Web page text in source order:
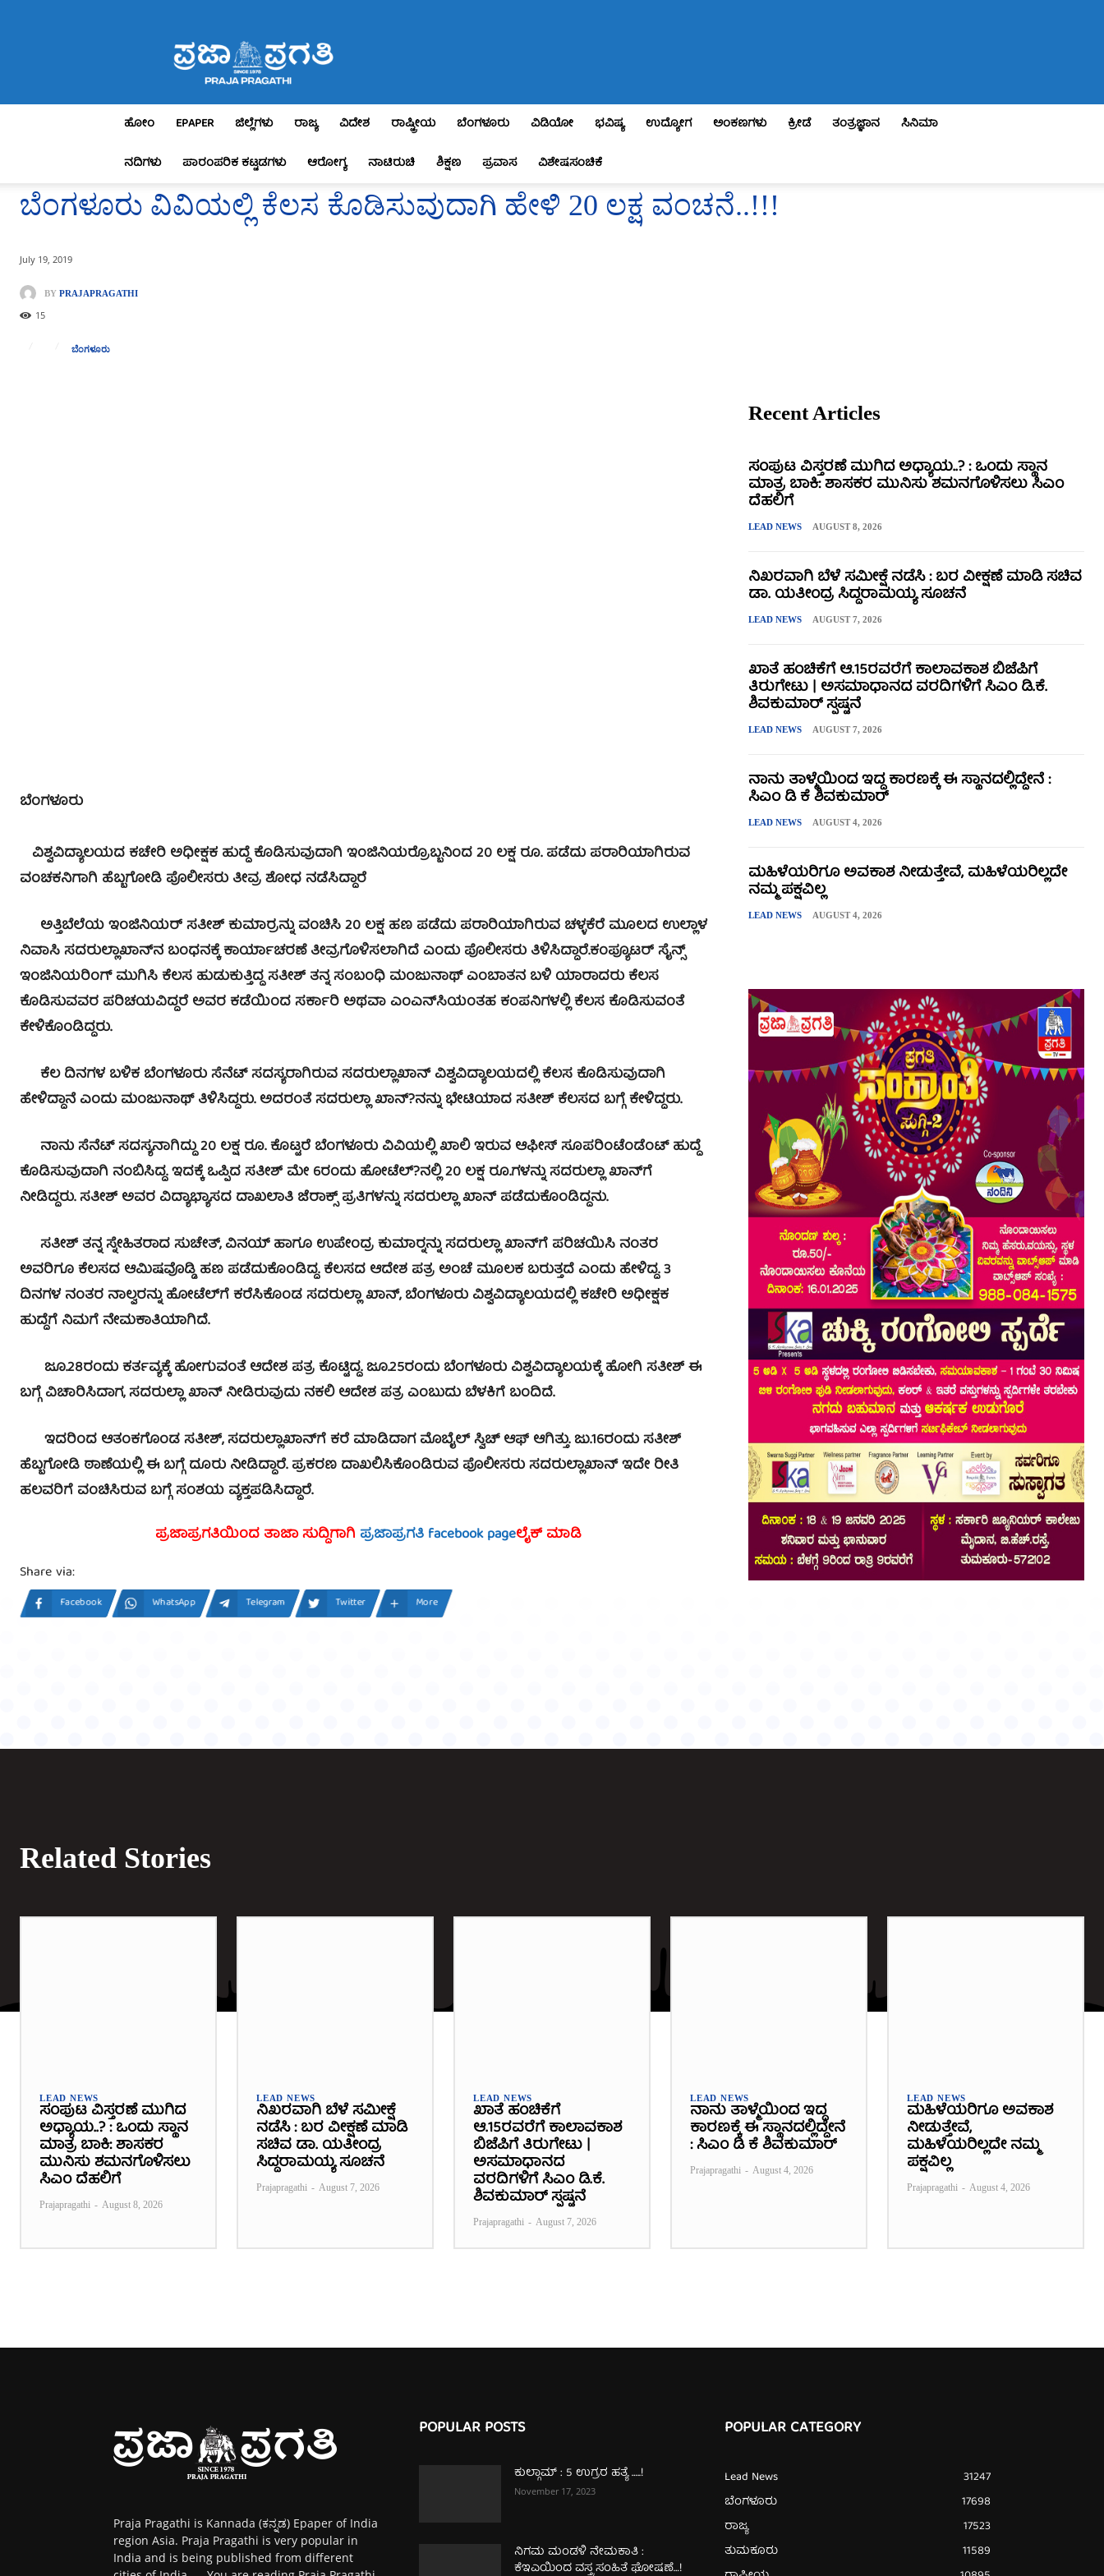
Pragathi
ಹೋಂ EPAPER ಜಿಲ್ಲೆಗಳು ರಾಜ್ಯ ವಿದೇಶ ರಾಷ್ಟ್ರೀಯ ಬೆಂಗಳೂರು ವಿಡಿಯೋ ಭವಿಷ್ಯ ಉದ್ಯೋಗ ಅಂಕಣಗಳು ಕ್ರೀಡೆ ತಂತ್ರಜ್ಞಾನ
ಸಿನಿಮಾ
ನದಿಗಳು
ಪಾರಂಪರಿಕ ಕಟ್ಟಡಗಳು ಆರೋಗ್ಯ ನಾಟಿರುಚಿ ಶಿಕ್ಷಣ ಪ್ರವಾಸ ವಿಶೇಷಸಂಚಿಕೆ
ಬೆಂಗಳೂರು ವಿವಿಯಲ್ಲಿ ಕೆಲಸ ಕೊಡಿಸುವುದಾಗಿ ಹೇಳಿ 20 ಲಕ್ಷ ವಂಚನೆ..!!!
July 19, 2019
BY PRAJAPRAGATHI
15
ಬೆಂಗಳೂರು
ಬೆಂಗಳೂರು
ವಿಶ್ವವಿದ್ಯಾಲಯದ ಕಚೇರಿ ಅಧೀಕ್ಷಕ ಹುದ್ದೆ ಕೊಡಿಸುವುದಾಗಿ ಇಂಜಿನಿಯರ್‍ರೊಬ್ಬನಿಂದ 20 ಲಕ್ಷ ರೂ. ಪಡೆದು ಪರಾರಿಯಾಗಿರುವ
ವಂಚಕನಿಗಾಗಿ ಹೆಬ್ಬಗೋಡಿ ಪೊಲೀಸರು ತೀವ್ರ ಶೋಧ ನಡೆಸಿದ್ದಾರೆ
ಅತ್ತಿಬೆಲೆಯ ಇಂಜಿನಿಯರ್ ಸತೀಶ್ ಕುಮಾರ್‍ರನ್ನು ವಂಚಿಸಿ 20 ಲಕ್ಷ ಹಣ ಪಡೆದು ಪರಾರಿಯಾಗಿರುವ ಚಳ್ಳಕೆರೆ ಮೂಲದ ಉಲ್ಲಾಳ
ನಿವಾಸಿ ಸದರುಲ್ಲಾಖಾನ್‍ನ ಬಂಧನಕ್ಕೆ ಕಾರ್ಯಾಚರಣೆ ತೀವ್ರಗೊಳಿಸಲಾಗಿದೆ ಎಂದು ಪೊಲೀಸರು ತಿಳಿಸಿದ್ದಾರೆ.ಕಂಪ್ಯೂಟರ್ ಸೈನ್ಸ್
ಇಂಜಿನಿಯರಿಂಗ್ ಮುಗಿಸಿ ಕೆಲಸ ಹುಡುಕುತ್ತಿದ್ದ ಸತೀಶ್ ತನ್ನ ಸಂಬಂಧಿ ಮಂಜುನಾಥ್ ಎಂಬಾತನ ಬಳಿ ಯಾರಾದರು ಕೆಲಸ
ಕೊಡಿಸುವವರ ಪರಿಚಯವಿದ್ದರೆ ಅವರ ಕಡೆಯಿಂದ ಸರ್ಕಾರಿ ಅಥವಾ ಎಂಎನ್‍ಸಿಯಂತಹ ಕಂಪನಿಗಳಲ್ಲಿ ಕೆಲಸ ಕೊಡಿಸುವಂತೆ
ಕೇಳಿಕೊಂಡಿದ್ದರು.
ಕೆಲ ದಿನಗಳ ಬಳಿಕ ಬೆಂಗಳೂರು ಸೆನೆಟ್ ಸದಸ್ಯರಾಗಿರುವ ಸದರುಲ್ಲಾಖಾನ್ ವಿಶ್ವವಿದ್ಯಾಲಯದಲ್ಲಿ ಕೆಲಸ ಕೊಡಿಸುವುದಾಗಿ
ಹೇಳಿದ್ದಾನೆ ಎಂದು ಮಂಜುನಾಥ್ ತಿಳಿಸಿದ್ದರು. ಅದರಂತೆ ಸದರುಲ್ಲಾ ಖಾನ್?ನನ್ನು ಭೇಟಿಯಾದ ಸತೀಶ್ ಕೆಲಸದ ಬಗ್ಗೆ ಕೇಳಿದ್ದರು.
ನಾನು ಸೆನೆಟ್ ಸದಸ್ಯನಾಗಿದ್ದು 20 ಲಕ್ಷ ರೂ. ಕೊಟ್ಟರೆ ಬೆಂಗಳೂರು ವಿವಿಯಲ್ಲಿ ಖಾಲಿ ಇರುವ ಆಫೀಸ್ ಸೂಪರಿಂಟೆಂಡೆಂಟ್ ಹುದ್ದೆ
ಕೊಡಿಸುವುದಾಗಿ ನಂಬಿಸಿದ್ದ. ಇದಕ್ಕೆ ಒಪ್ಪಿದ ಸತೀಶ್ ಮೇ 6ರಂದು ಹೋಟೆಲ್?ನಲ್ಲಿ 20 ಲಕ್ಷ ರೂ.ಗಳನ್ನು ಸದರುಲ್ಲಾ ಖಾನ್‍ಗೆ
ನೀಡಿದ್ದರು. ಸತೀಶ್ ಅವರ ವಿದ್ಯಾಭ್ಯಾಸದ ದಾಖಲಾತಿ ಜೆರಾಕ್ಸ್ ಪ್ರತಿಗಳನ್ನು ಸದರುಲ್ಲಾ ಖಾನ್ ಪಡೆದುಕೊಂಡಿದ್ದನು.
ಸತೀಶ್ ತನ್ನ ಸ್ನೇಹಿತರಾದ ಸುಚೇತ್, ವಿನಯ್ ಹಾಗೂ ಉಪೇಂದ್ರ ಕುಮಾರ್‍ನನ್ನು ಸದರುಲ್ಲಾ ಖಾನ್‍ಗೆ ಪರಿಚಯಿಸಿ ನಂತರ
ಅವರಿಗೂ ಕೆಲಸದ ಆಮಿಷವೊಡ್ಡಿ ಹಣ ಪಡೆದುಕೊಂಡಿದ್ದ. ಕೆಲಸದ ಆದೇಶ ಪತ್ರ ಅಂಚೆ ಮೂಲಕ ಬರುತ್ತದೆ ಎಂದು ಹೇಳಿದ್ದ. 3
ದಿನಗಳ ನಂತರ ನಾಲ್ವರನ್ನು ಹೋಟೆಲ್‍ಗೆ ಕರೆಸಿಕೊಂಡ ಸದರುಲ್ಲಾ ಖಾನ್, ಬೆಂಗಳೂರು ವಿಶ್ವವಿದ್ಯಾಲಯದಲ್ಲಿ ಕಚೇರಿ ಅಧೀಕ್ಷಕ
ಹುದ್ದೆಗೆ ನಿಮಗೆ ನೇಮಕಾತಿಯಾಗಿದೆ.
ಜೂ.28ರಂದು ಕರ್ತವ್ಯಕ್ಕೆ ಹೋಗುವಂತೆ ಆದೇಶ ಪತ್ರ ಕೊಟ್ಟಿದ್ದ. ಜೂ.25ರಂದು ಬೆಂಗಳೂರು ವಿಶ್ವವಿದ್ಯಾಲಯಕ್ಕೆ ಹೋಗಿ ಸತೀಶ್ ಈ
ಬಗ್ಗೆ ವಿಚಾರಿಸಿದಾಗ, ಸದರುಲ್ಲಾ ಖಾನ್ ನೀಡಿರುವುದು ನಕಲಿ ಆದೇಶ ಪತ್ರ ಎಂಬುದು ಬೆಳಕಿಗೆ ಬಂದಿದೆ.
ಇದರಿಂದ ಆತಂಕಗೊಂಡ ಸತೀಶ್, ಸದರುಲ್ಲಾಖಾನ್‍ಗೆ ಕರೆ ಮಾಡಿದಾಗ ಮೊಬೈಲ್ ಸ್ವಿಚ್ ಆಫ್ ಆಗಿತ್ತು. ಜು.16ರಂದು ಸತೀಶ್
ಹೆಬ್ಬಗೋಡಿ ಠಾಣೆಯಲ್ಲಿ ಈ ಬಗ್ಗೆ ದೂರು ನೀಡಿದ್ದಾರೆ. ಪ್ರಕರಣ ದಾಖಲಿಸಿಕೊಂಡಿರುವ ಪೊಲೀಸರು ಸದರುಲ್ಲಾಖಾನ್ ಇದೇ ರೀತಿ
ಹಲವರಿಗೆ ವಂಚಿಸಿರುವ ಬಗ್ಗೆ ಸಂಶಯ ವ್ಯಕ್ತಪಡಿಸಿದ್ದಾರೆ.
ಪ್ರಜಾಪ್ರಗತಿಯಿಂದ ತಾಜಾ ಸುದ್ದಿಗಾಗಿ ಪ್ರಜಾಪ್ರಗತಿ facebook pageಲೈಕ್ ಮಾಡಿ
Share via:
Facebook WhatsApp Telegram Twitter More
Recent Articles
ಸಂಪುಟ ವಿಸ್ತರಣೆ ಮುಗಿದ ಅಧ್ಯಾಯ..? : ಒಂದು ಸ್ಥಾನ
ಮಾತ್ರ ಬಾಕಿ: ಶಾಸಕರ ಮುನಿಸು ಶಮನಗೊಳಿಸಲು ಸಿಎಂ
ದೆಹಲಿಗೆ
LEAD NEWS AUGUST 8, 2026
ನಿಖರವಾಗಿ ಬೆಳೆ ಸಮೀಕ್ಷೆ ನಡೆಸಿ : ಬರ ವೀಕ್ಷಣೆ ಮಾಡಿ ಸಚಿವ
ಡಾ. ಯತೀಂದ್ರ ಸಿದ್ದರಾಮಯ್ಯ ಸೂಚನೆ
LEAD NEWS AUGUST 7, 2026
ಖಾತೆ ಹಂಚಿಕೆಗೆ ಆ.15ರವರೆಗೆ ಕಾಲಾವಕಾಶ ಬಿಜೆಪಿಗೆ
ತಿರುಗೇಟು | ಅಸಮಾಧಾನದ ವರದಿಗಳಿಗೆ ಸಿಎಂ ಡಿ.ಕೆ.
ಶಿವಕುಮಾರ್ ಸ್ಪಷ್ಟನೆ
LEAD NEWS AUGUST 7, 2026
ನಾನು ತಾಳ್ಮೆಯಿಂದ ಇದ್ದ ಕಾರಣಕ್ಕೆ ಈ ಸ್ಥಾನದಲ್ಲಿದ್ದೇನೆ :
ಸಿಎಂ ಡಿ ಕೆ ಶಿವಕುಮಾರ್
LEAD NEWS AUGUST 4, 2026
ಮಹಿಳೆಯರಿಗೂ ಅವಕಾಶ ನೀಡುತ್ತೇವೆ, ಮಹಿಳೆಯರಿಲ್ಲದೇ
ನಮ್ಮ ಪಕ್ಷವಿಲ್ಲ
LEAD NEWS AUGUST 4, 2026
Related Stories
LEAD NEWS
ಸಂಪುಟ ವಿಸ್ತರಣೆ ಮುಗಿದ
ಅಧ್ಯಾಯ..? : ಒಂದು ಸ್ಥಾನ
ಮಾತ್ರ ಬಾಕಿ: ಶಾಸಕರ
ಮುನಿಸು ಶಮನಗೊಳಿಸಲು
ಸಿಎಂ ದೆಹಲಿಗೆ
Prajapragathi - August 8, 2026
LEAD NEWS
ನಿಖರವಾಗಿ ಬೆಳೆ ಸಮೀಕ್ಷೆ
ನಡೆಸಿ : ಬರ ವೀಕ್ಷಣೆ ಮಾಡಿ
ಸಚಿವ ಡಾ. ಯತೀಂದ್ರ
ಸಿದ್ದರಾಮಯ್ಯ ಸೂಚನೆ
Prajapragathi - August 7, 2026
LEAD NEWS
ಖಾತೆ ಹಂಚಿಕೆಗೆ
ಆ.15ರವರೆಗೆ ಕಾಲಾವಕಾಶ
ಬಿಜೆಪಿಗೆ ತಿರುಗೇಟು |
ಅಸಮಾಧಾನದ
ವರದಿಗಳಿಗೆ ಸಿಎಂ ಡಿ.ಕೆ.
ಶಿವಕುಮಾರ್ ಸ್ಪಷ್ಟನೆ
Prajapragathi - August 7, 2026
LEAD NEWS
ನಾನು ತಾಳ್ಮೆಯಿಂದ ಇದ್ದ
ಕಾರಣಕ್ಕೆ ಈ ಸ್ಥಾನದಲ್ಲಿದ್ದೇನೆ
: ಸಿಎಂ ಡಿ ಕೆ ಶಿವಕುಮಾರ್
Prajapragathi - August 4, 2026
LEAD NEWS
ಮಹಿಳೆಯರಿಗೂ ಅವಕಾಶ
ನೀಡುತ್ತೇವೆ,
ಮಹಿಳೆಯರಿಲ್ಲದೇ ನಮ್ಮ
ಪಕ್ಷವಿಲ್ಲ
Prajapragathi - August 4, 2026
Praja Pragathi is Kannada (ಕನ್ನಡ) Epaper of India
region Asia. Praja Pragathi is very popular in
India and is being published from different
POPULAR POSTS
ಕುಲ್ಗಾಮ್‌ : 5 ಉಗ್ರರ ಹತ್ಯೆ …..!
November 17, 2023
ನಿಗಮ ಮಂಡಳಿ ನೇಮಕಾತಿ :
ಕೆಇಎಯಿಂದ ವಸ್ತ್ರ ಸಂಹಿತೆ ಘೋಷಣೆ…!
POPULAR CATEGORY
Lead News
31247
ಬೆಂಗಳೂರು
17698
ರಾಜ್ಯ
17523
ತುಮಕೂರು
11589